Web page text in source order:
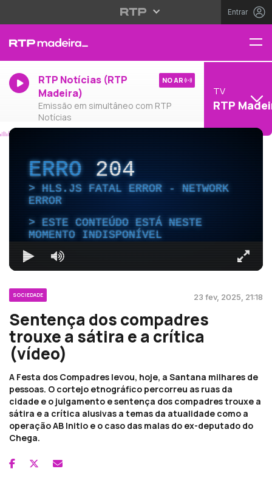
Entrar
RTP Notícias (RTP
Madeira)
Emissão em simultâneo com RTP
Notícias
NO AR
TV
RTP
ERRO204
HLS.JS FATAL ERROR - NETWORK
ERROR
ESTE CONTEÚDO ESTÁ NESTE
MOMENTO INDISPONÍVEL
SOCIEDADE 23 fev, 2025, 21:18
Sentença dos compadres
trouxe a sátira e a crítica
(vídeo)
A Festa dos Compadres levou, hoje, a Santana milhares de
pessoas. O cortejo etnográfico percorreu as ruas da
cidade e o julgamento e sentença dos compadres trouxe a
sátira e a crítica alusivas a temas da atualidade como a
operação AB Initio e o caso das malas do ex-deputado do
Chega.